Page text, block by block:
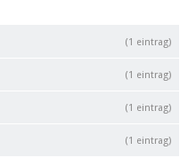
(1 eintrag)
(1 eintrag)
(1 eintrag)
(1 eintrag)